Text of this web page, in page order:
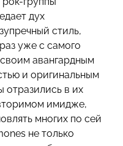
дух
стиль,
уже с самого
авангардным
и оригинальным
отразились в их
имидже,
многих по сей
не только